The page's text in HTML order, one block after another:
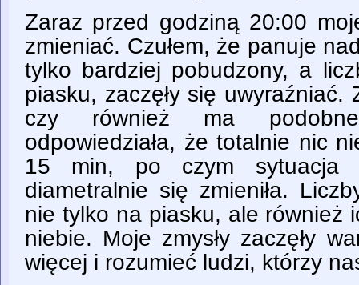
Zaraz przed godziną 20:00
zmieniać. Czułem, że panuje
tylko bardziej pobudzony, a
piasku, zaczęły się uwyraźniać.
czy również ma
odpowiedziała, że totalnie nic
15 min, po czym sytuacja
diametralnie się zmieniła.
nie tylko na piasku, ale również
niebie. Moje zmysły zaczęły
więcej i rozumieć ludzi, którzy